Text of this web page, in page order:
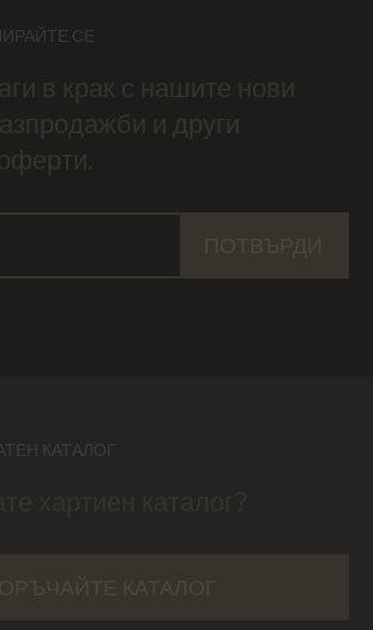
СЕ
в крак с нашите нови
и други
КАТАЛОГ